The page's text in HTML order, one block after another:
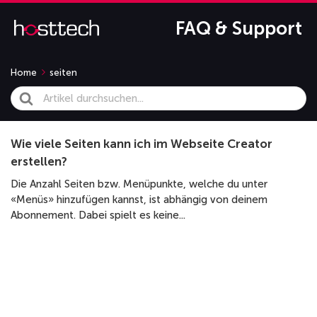
FAQ & Support
Home seiten
Search
For
Wie viele Seiten kann ich im Webseite Creator
erstellen?
Die Anzahl Seiten bzw. Menüpunkte, welche du unter
«Menüs» hinzufügen kannst, ist abhängig von deinem
Abonnement. Dabei spielt es keine...